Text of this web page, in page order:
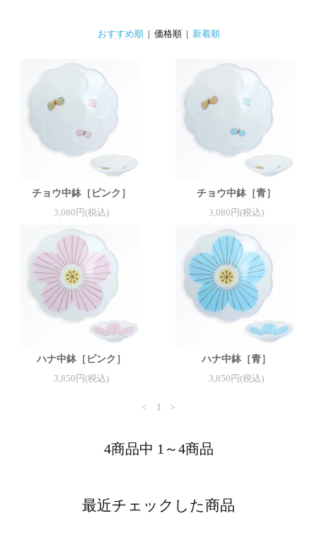
おすすめ順 | 価格順 | 新着順
チョウ中鉢［ピンク］
3,080円(税込)
チョウ中鉢［青］
3,080円(税込)
ハナ中鉢［ピンク］
3,850円(税込)
ハナ中鉢［青］
3,850円(税込)
< 1 >
4商品中 1～4商品
最近チェックした商品